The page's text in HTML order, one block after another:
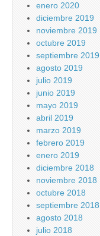
enero 2020
diciembre 2019
noviembre 2019
octubre 2019
septiembre 2019
agosto 2019
julio 2019
junio 2019
mayo 2019
abril 2019
marzo 2019
febrero 2019
enero 2019
diciembre 2018
noviembre 2018
octubre 2018
septiembre 2018
agosto 2018
julio 2018